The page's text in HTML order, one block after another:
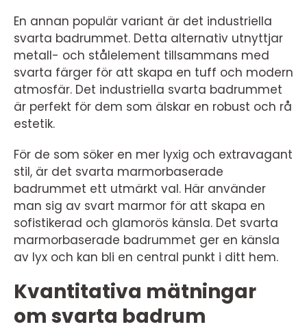
En annan populär variant är det industriella
svarta badrummet. Detta alternativ utnyttjar
metall- och stålelement tillsammans med
svarta färger för att skapa en tuff och modern
atmosfär. Det industriella svarta badrummet
är perfekt för dem som älskar en robust och rå
estetik.
För de som söker en mer lyxig och extravagant
stil, är det svarta marmorbaserade
badrummet ett utmärkt val. Här använder
man sig av svart marmor för att skapa en
sofistikerad och glamorös känsla. Det svarta
marmorbaserade badrummet ger en känsla
av lyx och kan bli en central punkt i ditt hem.
Kvantitativa mätningar
om svarta badrum